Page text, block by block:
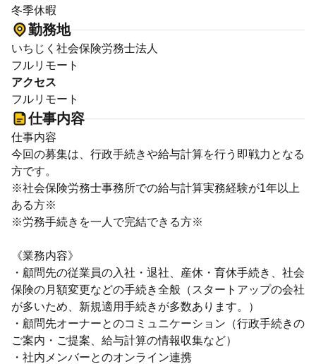
冬季休暇
勤務地
いちじく社会保険労務士法人
フルリモート
アクセス
フルリモート
仕事内容
仕事内容
今回の募集は、行政手続きや給与計算を行う即戦力となる
方です。
※社会保険労務士事務所での給与計算実務経験が1年以上
ある方※
※労務手続きを一人で完結できる方※
《業務内容》
・顧問先の従業員の入社・退社、産休・育休手続き、社会
保険の月額変更などの手続き全般（スタートアップの会社
が多いため、新規適用手続きが多数あります。）
・顧問先オーナーとのコミュニケーション（行政手続きの
ご案内・ご提案、給与計算の情報収集など）
・社内メンバーとのオンライン連携